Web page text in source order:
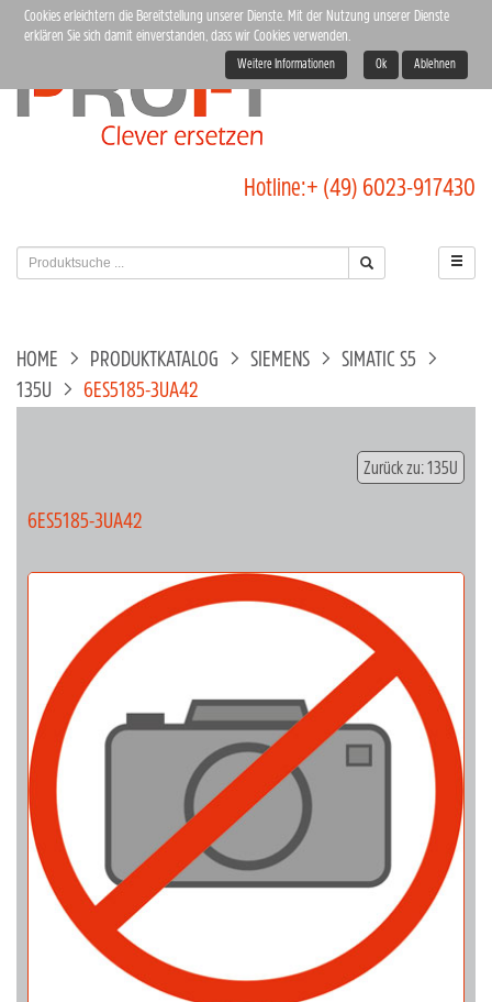
Hotline:+ (49) 6023-917430
HOME PRODUKTKATALOG SIEMENS
SIMATIC S5
135U
6ES5185-3UA42
Zurück zu: 135U
6ES5185-3UA42
Cookies erleichtern die Bereitstellung unserer Dienste. Mit der Nutzung unserer Dienste
erklären Sie sich damit einverstanden, dass wir Cookies verwenden.
Weitere Informationen Ok Ablehnen